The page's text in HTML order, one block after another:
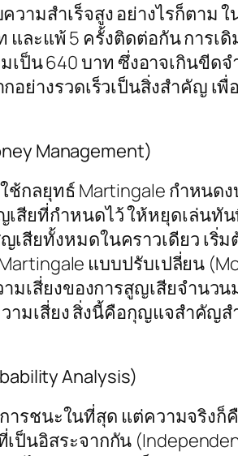
ามสำเร็จสูง อย่างไรก็ตาม
ละแพ้ 5 ครั้งติดต่อกัน การเ
เป็น 640 บาท ซึ่งอาจเกินขี
อย่างรวดเร็วเป็นสิ่งสำคัญ
Management)
ช้กลยุทธ์ Martingale กำหน
สียที่กำหนดไว้ ให้หยุดเล่นทั
สียทั้งหมดในคราวเดียว เริ่
แบบปรับเปลี่ยน
เสี่ยงของการสูญเสียจำนวน
มเสี่ยง สิ่งนี้คือกุญแจสำคัญ
Analysis)
ารชนะในที่สุด แต่ความจริง
ป็นอิสระจากกัน